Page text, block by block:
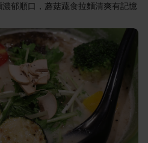
郁順口，蘑菇蔬食拉麵清爽有記憶